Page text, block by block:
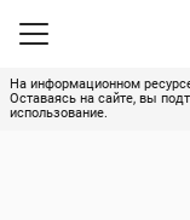
На информационном
Оставаясь на сайте, вы
использование.